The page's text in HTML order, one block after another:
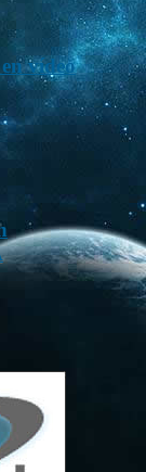
vídeo